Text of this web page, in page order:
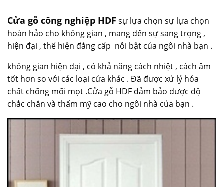
Cửa gỗ công nghiệp HDF sự lựa chọn sự lựa chọn
hoàn hảo cho không gian , mang đến sự sang trọng ,
hiện đại , thể hiện đẳng cấp nỗi bật của ngôi nhà bạn .
không gian hiện đại , có khả năng cách nhiệt , cách âm
tốt hơn so với các loại cửa khác . Đã được xử lý hóa
chất chống mối mọt .Cửa gỗ HDF đảm bảo được độ
chắc chắn và thẩm mỹ cao cho ngôi nhà của bạn .